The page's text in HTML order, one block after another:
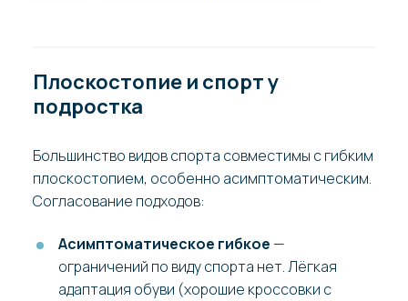
Плоскостопие и спорт у
подростка
Большинство видов спорта совместимы с гибким
плоскостопием, особенно асимптоматическим.
Согласование подходов:
Асимптоматическое гибкое —
ограничений по виду спорта нет. Лёгкая
адаптация обуви (хорошие кроссовки с